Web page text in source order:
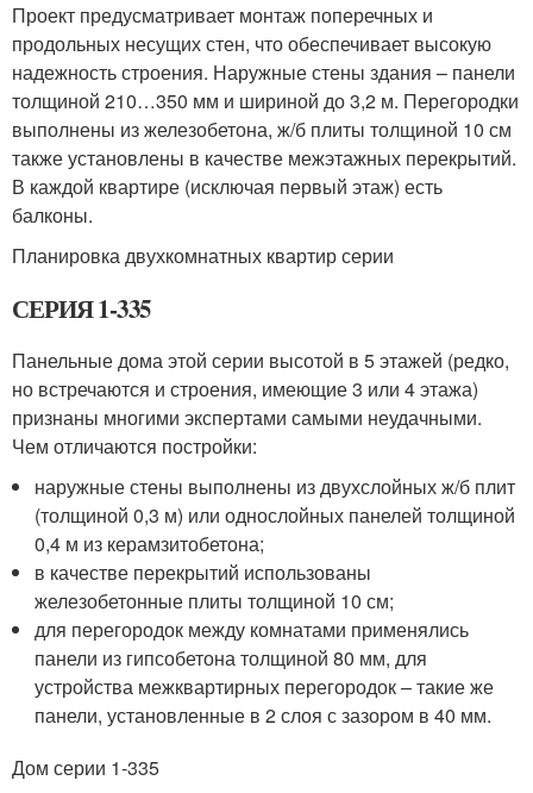
Проект предусматривает монтаж поперечных и
продольных несущих стен, что обеспечивает высокую
надежность строения. Наружные стены здания – панели
толщиной 210…350 мм и шириной до 3,2 м. Перегородки
выполнены из железобетона, ж/б плиты толщиной 10 см
также установлены в качестве межэтажных перекрытий.
В каждой квартире (исключая первый этаж) есть
балконы.
Планировка двухкомнатных квартир серии
СЕРИЯ 1-335
Панельные дома этой серии высотой в 5 этажей (редко,
но встречаются и строения, имеющие 3 или 4 этажа)
признаны многими экспертами самыми неудачными.
Чем отличаются постройки:
наружные стены выполнены из двухслойных ж/б плит
(толщиной 0,3 м) или однослойных панелей толщиной
0,4 м из керамзитобетона;
в качестве перекрытий использованы
железобетонные плиты толщиной 10 см;
для перегородок между комнатами применялись
панели из гипсобетона толщиной 80 мм, для
устройства межквартирных перегородок – такие же
панели, установленные в 2 слоя с зазором в 40 мм.
Дом серии 1-335